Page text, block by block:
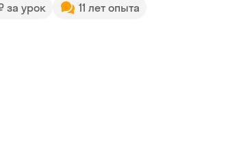
за урок 11 лет опыта